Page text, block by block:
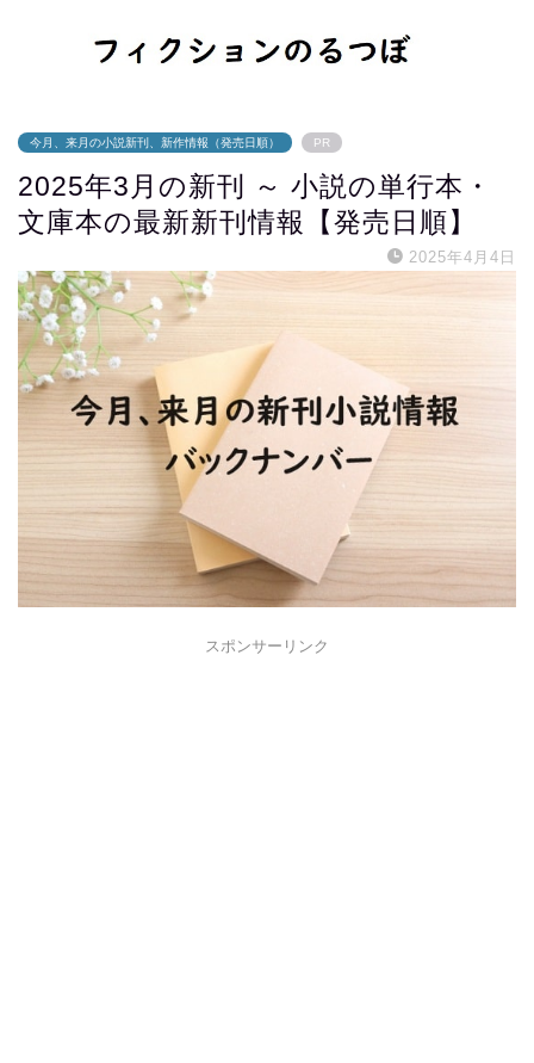
今月、来月の小説新刊、新作情報（発売日順） PR
2025年3月の新刊 ～ 小説の単行本・
文庫本の最新新刊情報【発売日順】
2025年4月4日
スポンサーリンク